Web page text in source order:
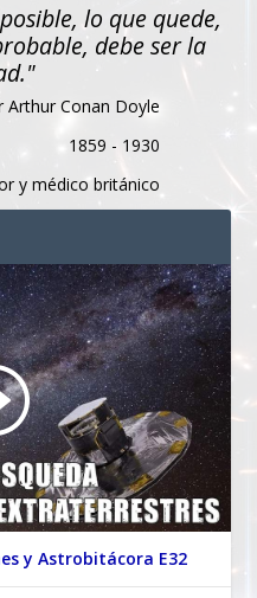
lo que quede,
debe ser la
Arthur Conan Doyle
1859 - 1930
y médico británico
y Astrobitácora E32